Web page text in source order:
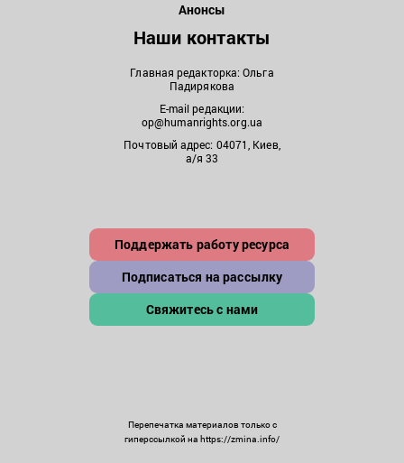
Анонсы
Наши контакты
Главная редакторка: Ольга
Падирякова
E-mail редакции:
op@humanrights.org.ua
Почтовый адрес: 04071, Киев,
а/я 33
Поддержать работу ресурса
Подписаться на рассылку
Свяжитесь с нами
Перепечатка материалов только с
гиперссылкой на https://zmina.info/